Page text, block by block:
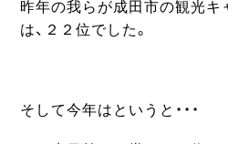
昨年の我らが成田市の観光キ
は、２２位でした。
そして今年はというと・・・